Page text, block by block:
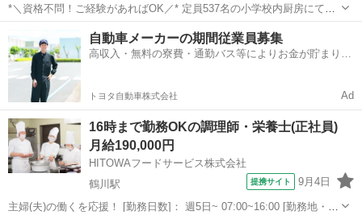
*＼資格不問！ご経験があればOK／* 定員537名の小学校内厨房にて調
理業務をお任せします。 仕込み・調理・盛り付け・洗浄など。 ★食事
補助あり(給食) ★制服貸与 ★車通勤相談可能 美味しい給食を通して
こどもたちの...
キッチン
自動車メーカーの期間従業員募集
高収入・無料の寮費・通勤バス等によりお金が貯まりや
トヨタ自動車株式会社 Ad
16時まで勤務OKの調理師・栄養士(正社員)
月給190,000円
HITOWAフードサービス株式会社
鶴川駅
提携サイト 9月4日
主婦(夫)の働くを応援！ [勤務日数]： 週5日~ 07:00~16:00 [勤務地・最